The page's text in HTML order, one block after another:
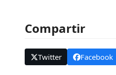
Compartir
Twitter Facebook